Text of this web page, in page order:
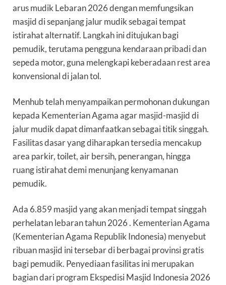
arus mudik Lebaran 2026 dengan memfungsikan
masjid di sepanjang jalur mudik sebagai tempat
istirahat alternatif. Langkah ini ditujukan bagi
pemudik, terutama pengguna kendaraan pribadi dan
sepeda motor, guna melengkapi keberadaan rest area
konvensional di jalan tol.
Menhub telah menyampaikan permohonan dukungan
kepada Kementerian Agama agar masjid-masjid di
jalur mudik dapat dimanfaatkan sebagai titik singgah.
Fasilitas dasar yang diharapkan tersedia mencakup
area parkir, toilet, air bersih, penerangan, hingga
ruang istirahat demi menunjang kenyamanan
pemudik.
Ada 6.859 masjid yang akan menjadi tempat singgah
perhelatan lebaran tahun 2026 . Kementerian Agama
(Kementerian Agama Republik Indonesia) menyebut
ribuan masjid ini tersebar di berbagai provinsi gratis
bagi pemudik. Penyediaan fasilitas ini merupakan
bagian dari program Ekspedisi Masjid Indonesia 2026